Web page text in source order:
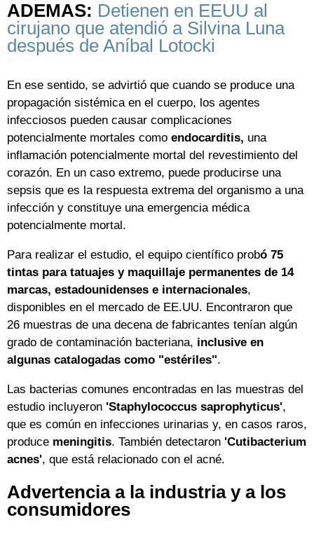
ADEMAS: Detienen en EEUU al
cirujano que atendió a Silvina Luna
después de Aníbal Lotocki
En ese sentido, se advirtió que cuando se produce una
propagación sistémica en el cuerpo, los agentes
infecciosos pueden causar complicaciones
potencialmente mortales como endocarditis, una
inflamación potencialmente mortal del revestimiento del
corazón. En un caso extremo, puede producirse una
sepsis que es la respuesta extrema del organismo a una
infección y constituye una emergencia médica
potencialmente mortal.
Para realizar el estudio, el equipo científico probó 75
tintas para tatuajes y maquillaje permanentes de 14
marcas, estadounidenses e internacionales,
disponibles en el mercado de EE.UU. Encontraron que
26 muestras de una decena de fabricantes tenían algún
grado de contaminación bacteriana, inclusive en
algunas catalogadas como "estériles".
Las bacterias comunes encontradas en las muestras del
estudio incluyeron 'Staphylococcus saprophyticus',
que es común en infecciones urinarias y, en casos raros,
produce meningitis. También detectaron 'Cutibacterium
acnes', que está relacionado con el acné.
Advertencia a la industria y a los
consumidores